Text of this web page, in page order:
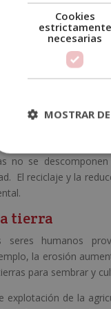
de
de
aspectos
que acaban con el
de
a nivel
destacar que es el
no se
El reciclaje y la
tierra
seres humanos
la erosión
para sembrar y
explotación de la
Cookies
estrictamente
necesarias
MOSTRAR